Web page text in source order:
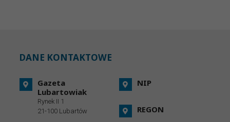
DANE KONTAKTOWE
Gazeta
Lubartowiak
Rynek II 1
21-100 Lubartów
NIP
REGON